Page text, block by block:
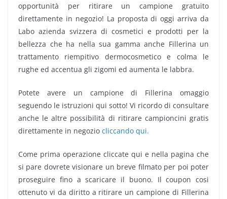
opportunità per ritirare un campione gratuito
direttamente in negozio! La proposta di oggi arriva da
Labo azienda svizzera di cosmetici e prodotti per la
bellezza che ha nella sua gamma anche Fillerina un
trattamento riempitivo dermocosmetico e colma le
rughe ed accentua gli zigomi ed aumenta le labbra.
Potete avere un campione di Fillerina omaggio
seguendo le istruzioni qui sotto! Vi ricordo di consultare
anche le altre possibilità di ritirare campioncini gratis
direttamente in negozio cliccando qui.
Come prima operazione cliccate qui e nella pagina che
si pare dovrete visionare un breve filmato per poi poter
proseguire fino a scaricare il buono. Il coupon cosi
ottenuto vi da diritto a ritirare un campione di Fillerina